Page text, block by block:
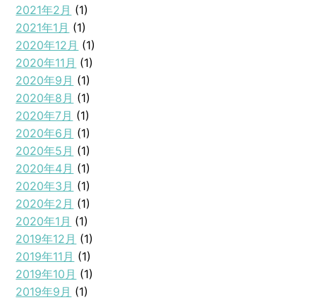
2021年2月 (1)
2021年1月 (1)
2020年12月 (1)
2020年11月 (1)
2020年9月 (1)
2020年8月 (1)
2020年7月 (1)
2020年6月 (1)
2020年5月 (1)
2020年4月 (1)
2020年3月 (1)
2020年2月 (1)
2020年1月 (1)
2019年12月 (1)
2019年11月 (1)
2019年10月 (1)
2019年9月 (1)